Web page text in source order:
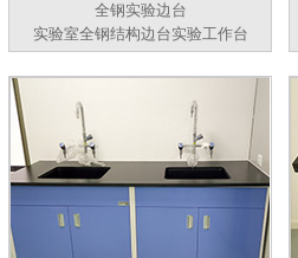
全钢实验边台
实验室全钢结构边台实验工作台